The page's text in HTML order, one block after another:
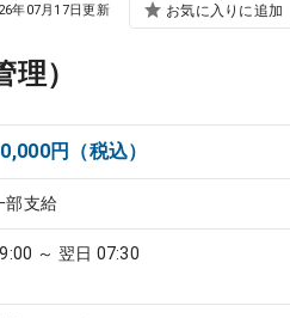
）
年07月17日更新 お気に入りに追加
円（税込）
部支給
～ 翌日 07:30